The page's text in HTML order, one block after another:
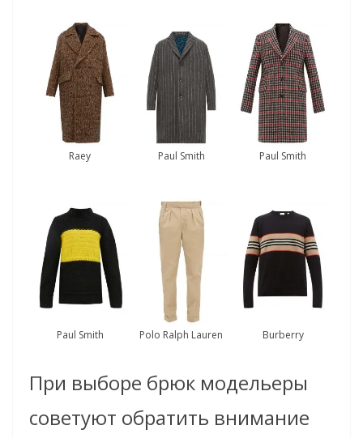
Raey Paul Smith Paul Smith
Paul Smith Polo Ralph Lauren Burberry
При выборе брюк модельеры
советуют обратить внимание